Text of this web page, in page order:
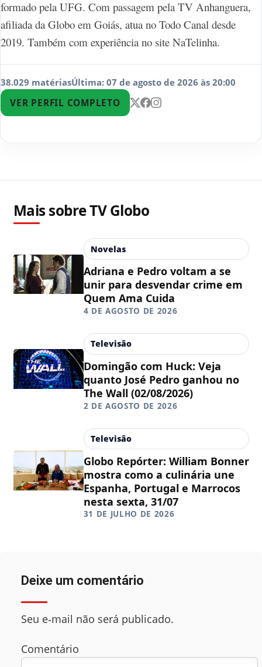
formado pela UFG. Com passagem pela TV Anhanguera,
afiliada da Globo em Goiás, atua no Todo Canal desde
2019. Também com experiência no site NaTelinha.
38.029 matériasÚltima: 07 de agosto de 2026 às 20:00
VER PERFIL COMPLETO
Mais sobre TV Globo
Novelas
Adriana e Pedro voltam a se
unir para desvendar crime em
Quem Ama Cuida
4 DE AGOSTO DE 2026
Televisão
Domingão com Huck: Veja
quanto José Pedro ganhou no
The Wall (02/08/2026)
2 DE AGOSTO DE 2026
Televisão
Globo Repórter: William Bonner
mostra como a culinária une
Espanha, Portugal e Marrocos
nesta sexta, 31/07
31 DE JULHO DE 2026
Deixe um comentário
Seu e‑mail não será publicado.
Comentário